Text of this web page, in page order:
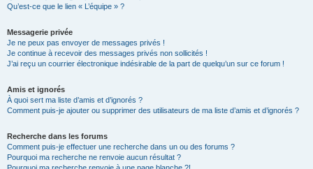
Qu’est-ce que le lien « L’équipe » ?
Messagerie privée
Je ne peux pas envoyer de messages privés !
Je continue à recevoir des messages privés non sollicités !
J’ai reçu un courrier électronique indésirable de la part de quelqu’un sur ce forum !
Amis et ignorés
À quoi sert ma liste d’amis et d’ignorés ?
Comment puis-je ajouter ou supprimer des utilisateurs de ma liste d’amis et d’ignorés ?
Recherche dans les forums
Comment puis-je effectuer une recherche dans un ou des forums ?
Pourquoi ma recherche ne renvoie aucun résultat ?